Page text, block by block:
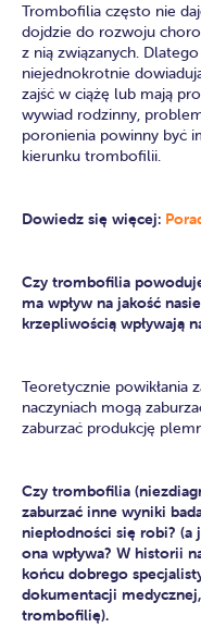
Trombofilia często nie
dojdzie do rozwoju
z nią związanych.
niejednokrotnie
zajść w ciążę lub mają
wywiad rodzinny,
poronienia powinny być
kierunku trombofilii.
Dowiedz się więcej:
Czy trombofilia
ma wpływ na jakość
krzepliwością wpływają
Teoretycznie
naczyniach mogą
zaburzać produkcję
Czy trombofilia
zaburzać inne wyniki
niepłodności się robi?
ona wpływa? W historii
końcu dobrego
dokumentacji
trombofilię).